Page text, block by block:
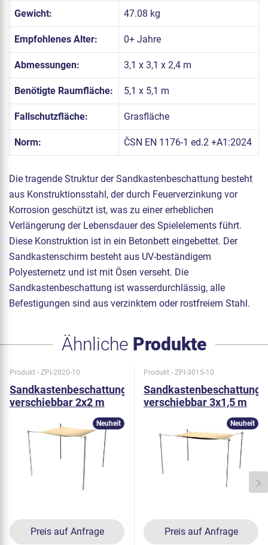
Gewicht: 47.08 kg
Empfohlenes Alter: 0+ Jahre
Abmessungen: 3,1 x 3,1 x 2,4 m
Benötigte Raumfläche: 5,1 x 5,1 m
Fallschutzfläche: Grasfläche
Norm: ČSN EN 1176-1 ed.2 +A1:2024
Die tragende Struktur der Sandkastenbeschattung besteht
aus Konstruktionsstahl, der durch Feuerverzinkung vor
Korrosion geschützt ist, was zu einer erheblichen
Verlängerung der Lebensdauer des Spielelements führt.
Diese Konstruktion ist in ein Betonbett eingebettet. Der
Sandkastenschirm besteht aus UV-beständigem
Polyesternetz und ist mit Ösen verseht. Die
Sandkastenbeschattung ist wasserdurchlässig, alle
Befestigungen sind aus verzinktem oder rostfreiem Stahl.
Ähnliche Produkte
Produkt - ZPI-2020-10
Sandkastenbeschattung
verschiebbar 2x2 m
Preis auf Anfrage
Neuheit
Produkt - ZPI-3015-10
Sandkastenbeschattung
verschiebbar 3x1,5 m
Preis auf Anfrage
Neuheit